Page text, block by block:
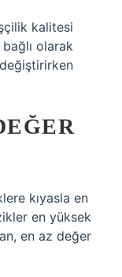
kalitesi
olarak
kıyasla en
en yüksek
en az değer